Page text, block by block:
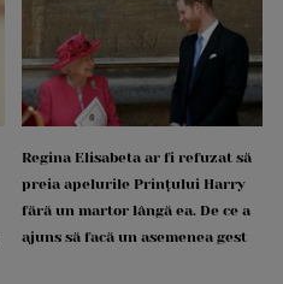
Regina Elisabeta ar fi refuzat să
preia apelurile Prințului Harry
fără un martor lângă ea. De ce a
ajuns să facă un asemenea gest